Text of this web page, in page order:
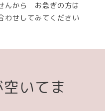
んから お急ぎの方は
わせしてみてください
いてま